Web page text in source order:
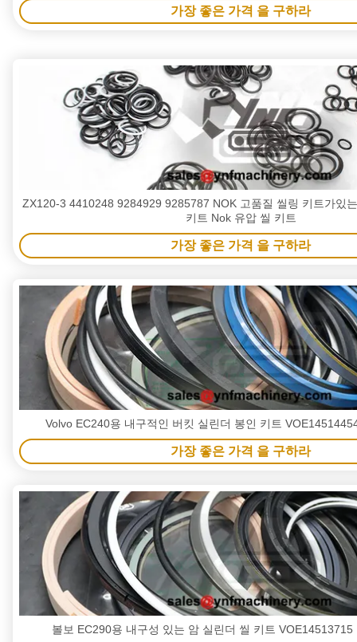
가장 좋은 가격 을 구하라
ZX120-3 4410248 9284929 9285787 NOK 고품질 씰링 키트가있
키트 Nok 유압 씰 키트
가장 좋은 가격 을 구하라
Volvo EC240용 내구적인 버킷 실린더 봉인 키트
가장 좋은 가격 을 구하라
볼보 EC290용 내구성 있는 암 실린더 씰 키트 VOE14513715